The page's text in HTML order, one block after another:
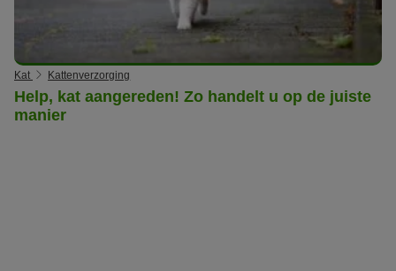
Kat Kattenverzorging
Help, kat aangereden! Zo handelt u op de juiste
manier